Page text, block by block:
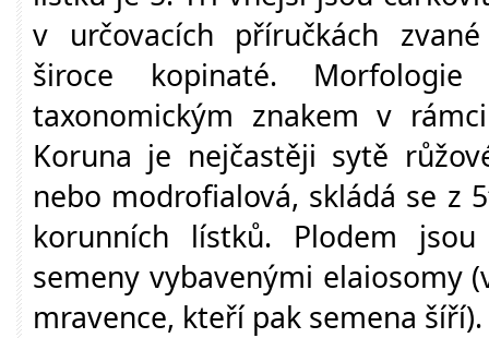
v určovacích příručkách
široce kopinaté.
taxonomickým znakem v
Koruna je nejčastěji sytě
nebo modrofialová, skládá se z
korunních lístků. Plodem
semeny vybavenými elaiosomy
mravence, kteří pak semena šíří).